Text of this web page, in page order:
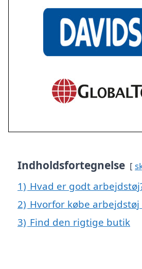
Indholdsfortegnelse
1) Hvad er godt
2) Hvorfor købe arbejdstøj
3) Find den rigtige butik